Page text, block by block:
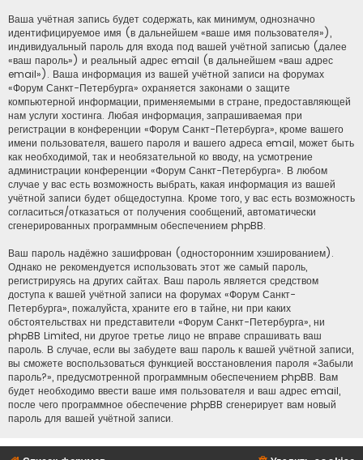
Ваша учётная запись будет содержать, как минимум, однозначно
идентифицируемое имя (в дальнейшем «ваше имя пользователя»),
индивидуальный пароль для входа под вашей учётной записью (далее
«ваш пароль») и реальный адрес email (в дальнейшем «ваш адрес
email»). Ваша информация из вашей учётной записи на форумах
«Форум Санкт-Петербурга» охраняется законами о защите
компьютерной информации, применяемыми в стране, предоставляющей
нам услуги хостинга. Любая информация, запрашиваемая при
регистрации в конференции «Форум Санкт-Петербурга», кроме вашего
имени пользователя, вашего пароля и вашего адреса email, может быть
как необходимой, так и необязательной ко вводу, на усмотрение
администрации конференции «Форум Санкт-Петербурга». В любом
случае у вас есть возможность выбрать, какая информация из вашей
учётной записи будет общедоступна. Кроме того, у вас есть возможность
согласиться/отказаться от получения сообщений, автоматически
сгенерированных программным обеспечением phpBB.
Ваш пароль надёжно зашифрован (односторонним хэшированием).
Однако не рекомендуется использовать этот же самый пароль,
регистрируясь на других сайтах. Ваш пароль является средством
доступа к вашей учётной записи на форумах «Форум Санкт-
Петербурга», пожалуйста, храните его в тайне, ни при каких
обстоятельствах ни представители «Форум Санкт-Петербурга», ни
phpBB Limited, ни другое третье лицо не вправе спрашивать ваш
пароль. В случае, если вы забудете ваш пароль к вашей учётной записи,
вы сможете воспользоваться функцией восстановления пароля «Забыли
пароль?», предусмотренной программным обеспечением phpBB. Вам
будет необходимо ввести ваше имя пользователя и ваш адрес email,
после чего программное обеспечение phpBB сгенерирует вам новый
пароль для вашей учётной записи.